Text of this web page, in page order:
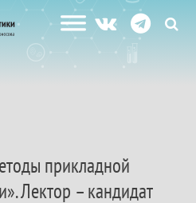
прикладной
Лектор – кандидат